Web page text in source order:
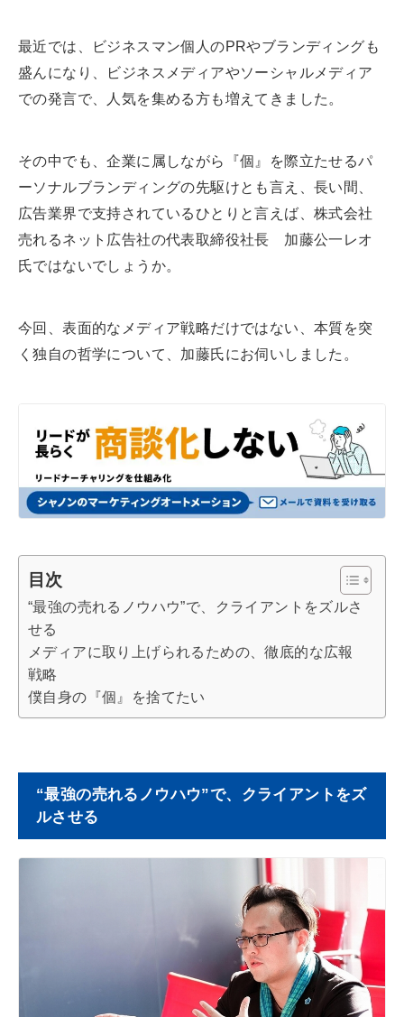
最近では、ビジネスマン個人のPRやブランディングも
盛んになり、ビジネスメディアやソーシャルメディア
での発言で、人気を集める方も増えてきました。
その中でも、企業に属しながら『個』を際立たせるパ
ーソナルブランディングの先駆けとも言え、長い間、
広告業界で支持されているひとりと言えば、株式会社
売れるネット広告社の代表取締役社長 加藤公一レオ
氏ではないでしょうか。
今回、表面的なメディア戦略だけではない、本質を突
く独自の哲学について、加藤氏にお伺いしました。
目次
“最強の売れるノウハウ”で、クライアントをズルさ
せる
メディアに取り上げられるための、徹底的な広報
戦略
僕自身の『個』を捨てたい
“最強の売れるノウハウ”で、クライアントをズ
ルさせる